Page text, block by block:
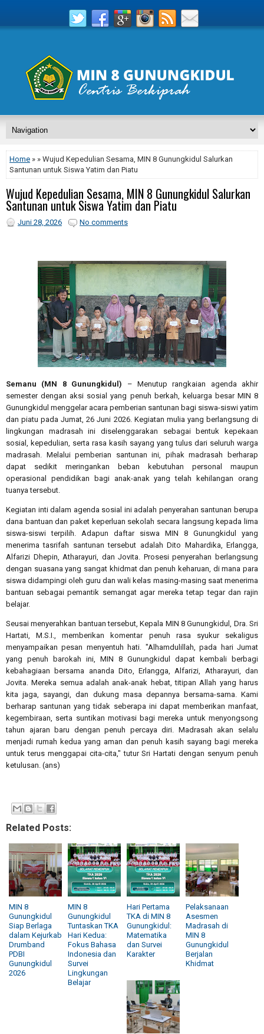
Home » » Wujud Kepedulian Sesama, MIN 8 Gunungkidul Salurkan
Santunan untuk Siswa Yatim dan Piatu
Wujud Kepedulian Sesama, MIN 8 Gunungkidul Salurkan
Santunan untuk Siswa Yatim dan Piatu
Juni 28, 2026 No comments
Semanu (MN 8 Gunungkidul) – Menutup rangkaian agenda akhir
semester dengan aksi sosial yang penuh berkah, keluarga besar MIN 8
Gunungkidul menggelar acara pemberian santunan bagi siswa-siswi yatim
dan piatu pada Jumat, 26 Juni 2026. Kegiatan mulia yang berlangsung di
lingkungan madrasah ini diselenggarakan sebagai bentuk kepekaan
sosial, kepedulian, serta rasa kasih sayang yang tulus dari seluruh warga
madrasah. Melalui pemberian santunan ini, pihak madrasah berharap
dapat sedikit meringankan beban kebutuhan personal maupun
operasional pendidikan bagi anak-anak yang telah kehilangan orang
tuanya tersebut.
Kegiatan inti dalam agenda sosial ini adalah penyerahan santunan berupa
dana bantuan dan paket keperluan sekolah secara langsung kepada lima
siswa-siswi terpilih. Adapun daftar siswa MIN 8 Gunungkidul yang
menerima tasrifah santunan tersebut adalah Dito Mahardika, Erlangga,
Alfarizi Dhepin, Atharayuri, dan Jovita. Prosesi penyerahan berlangsung
dengan suasana yang sangat khidmat dan penuh keharuan, di mana para
siswa didampingi oleh guru dan wali kelas masing-masing saat menerima
bantuan sebagai pemantik semangat agar mereka tetap tegar dan rajin
belajar.
Seusai menyerahkan bantuan tersebut, Kepala MIN 8 Gunungkidul, Dra. Sri
Hartati, M.S.I., memberikan komentar penuh rasa syukur sekaligus
menyampaikan pesan menyentuh hati. "Alhamdulillah, pada hari Jumat
yang penuh barokah ini, MIN 8 Gunungkidul dapat kembali berbagi
kebahagiaan bersama ananda Dito, Erlangga, Alfarizi, Atharayuri, dan
Jovita. Mereka semua adalah anak-anak hebat, titipan Allah yang harus
kita jaga, sayangi, dan dukung masa depannya bersama-sama. Kami
berharap santunan yang tidak seberapa ini dapat memberikan manfaat,
kegembiraan, serta suntikan motivasi bagi mereka untuk menyongsong
tahun ajaran baru dengan penuh percaya diri. Madrasah akan selalu
menjadi rumah kedua yang aman dan penuh kasih sayang bagi mereka
untuk terus menggapai cita-cita," tutur Sri Hartati dengan senyum penuh
ketulusan. (ans)
Related Posts:
MIN 8
Gunungkidul
Siap Berlaga
dalam Kejurkab
Drumband
PDBI
Gunungkidul
2026
MIN 8
Gunungkidul
Tuntaskan TKA
Hari Kedua:
Fokus Bahasa
Indonesia dan
Survei
Lingkungan
Belajar
Hari Pertama
TKA di MIN 8
Gunungkidul:
Matematika
dan Survei
Karakter
Pelaksanaan
Asesmen
Madrasah di
MIN 8
Gunungkidul
Berjalan
Khidmat